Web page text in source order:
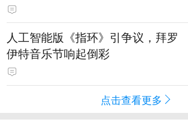
人工智能版《指环》引争议，拜罗
伊特音乐节响起倒彩
点击查看更多